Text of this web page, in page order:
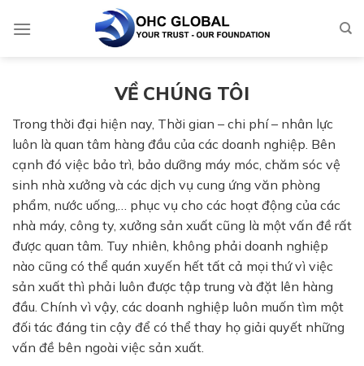
VỀ CHÚNG TÔI
Trong thời đại hiện nay, Thời gian – chi phí – nhân lực
luôn là quan tâm hàng đầu của các doanh nghiệp. Bên
cạnh đó việc bảo trì, bảo dưỡng máy móc, chăm sóc vệ
sinh nhà xưởng và các dịch vụ cung ứng văn phòng
phẩm, nước uống,… phục vụ cho các hoạt động của các
nhà máy, công ty, xưởng sản xuất cũng là một vấn đề rất
được quan tâm. Tuy nhiên, không phải doanh nghiệp
nào cũng có thể quán xuyến hết tất cả mọi thứ vì việc
sản xuất thì phải luôn được tập trung và đặt lên hàng
đầu. Chính vì vậy, các doanh nghiệp luôn muốn tìm một
đối tác đáng tin cậy để có thể thay họ giải quyết những
vấn đề bên ngoài việc sản xuất.